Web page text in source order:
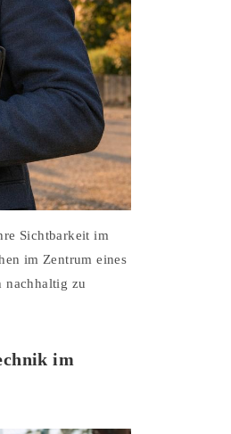
Sichtbarkeit im
im Zentrum eines
nachhaltig zu
im